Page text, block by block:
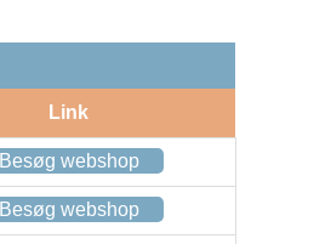
Link
Besøg webshop
Besøg webshop